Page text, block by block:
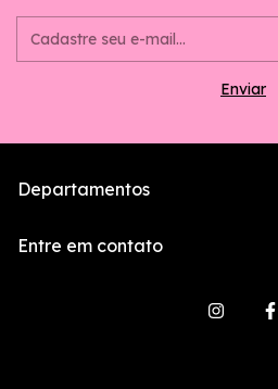
Departamentos
Entre em contato